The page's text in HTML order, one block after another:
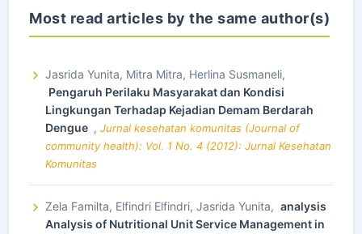
Most read articles by the same author(s)
Jasrida Yunita, Mitra Mitra, Herlina Susmaneli,
Pengaruh Perilaku Masyarakat dan Kondisi
Lingkungan Terhadap Kejadian Demam Berdarah
Dengue , Jurnal kesehatan komunitas (Journal of
community health): Vol. 1 No. 4 (2012): Jurnal Kesehatan
Komunitas
Zela Familta, Elfindri Elfindri, Jasrida Yunita, analysis
Analysis of Nutritional Unit Service Management in